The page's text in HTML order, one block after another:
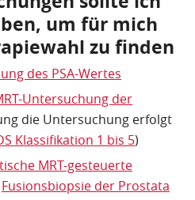
in dieser
Hilfe war.
seiner Arbeit mein
ich bin sehr dankbar, dass
mit mir
um für mich
zu finden
des PSA-Wertes
Untersuchung der
die Untersuchung erfolgt
Klassifikation 1 bis 5)
MRT-gesteuerte
Fusionsbiopsie der Prostata